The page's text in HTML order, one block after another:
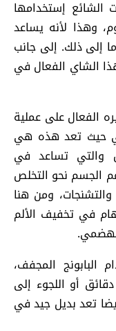
الشائع إستخدامها
وهذا لأنه يساعد
إلى ذلك. إلى جانب
الشاي الفعال في
الفعال على عملية
حيث تعد هذه هي
والتي تساعد في
الجسم نحو التخلص
ومن هنا
في تخفيف الألم
البابونج المجفف،
ونقعه في الماء الساخن لمدة 5-10 دقائق أو اللجوء إلى
تعد بديل جيد في